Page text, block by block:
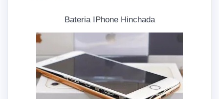
Bateria IPhone Hinchada